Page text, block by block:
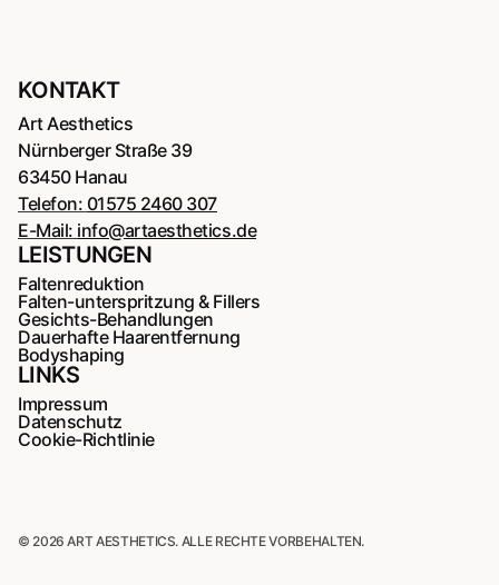
KONTAKT
Art Aesthetics
Nürnberger Straße 39
63450 Hanau
Telefon: 01575 2460 307
E-Mail: info@artaesthetics.de
LEISTUNGEN
Faltenreduktion
Falten-unterspritzung & Fillers
Gesichts-Behandlungen
Dauerhafte Haarentfernung
Bodyshaping
LINKS
Impressum
Datenschutz
Cookie-Richtlinie
© 2026 ART AESTHETICS. ALLE RECHTE VORBEHALTEN.